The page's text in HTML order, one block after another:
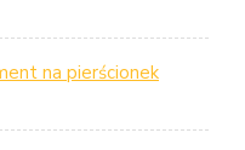
na pierścionek